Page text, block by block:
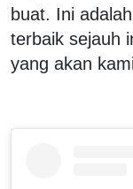
buat. Ini
terbaik sejauh
yang akan